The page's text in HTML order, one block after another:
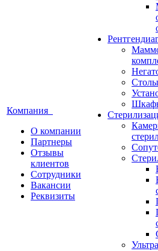
Компания
О компании
Партнеры
Отзывы
клиентов
Сотрудники
Вакансии
Реквизиты